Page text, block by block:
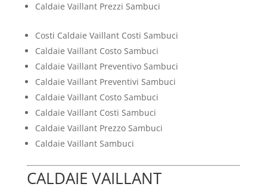
Caldaie Vaillant Prezzi Sambuci
Costi Caldaie Vaillant Costi Sambuci
Caldaie Vaillant Costo Sambuci
Caldaie Vaillant Preventivo Sambuci
Caldaie Vaillant Preventivi Sambuci
Caldaie Vaillant Costo Sambuci
Caldaie Vaillant Costi Sambuci
Caldaie Vaillant Prezzo Sambuci
Caldaie Vaillant Sambuci
CALDAIE VAILLANT